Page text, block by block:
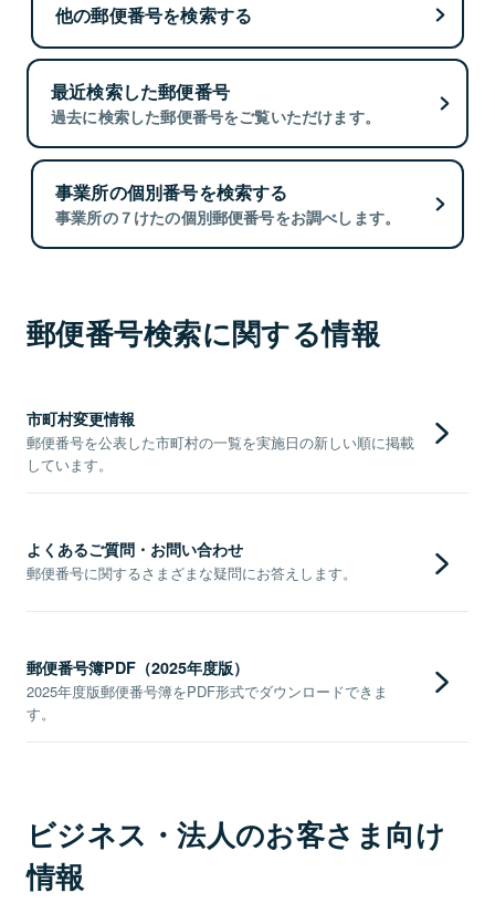
他の郵便番号を検索する
最近検索した郵便番号
過去に検索した郵便番号をご覧いただけます。
事業所の個別番号を検索する
事業所の７けたの個別郵便番号をお調べします。
郵便番号検索に関する情報
市町村変更情報
郵便番号を公表した市町村の一覧を実施日の新しい順に掲載
しています。
よくあるご質問・お問い合わせ
郵便番号に関するさまざまな疑問にお答えします。
郵便番号簿PDF（2025年度版）
2025年度版郵便番号簿をPDF形式でダウンロードできま
す。
ビジネス・法人のお客さま向け
情報